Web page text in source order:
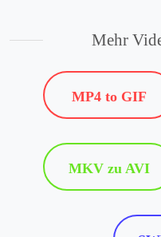
Mehr
MP4 to GIF
MKV zu AVI